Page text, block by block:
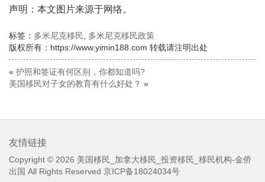
声明：本文图片来源于网络。
标签： 多米尼克移民
多米尼克移民政策
版权所有：https://www.yimin188.com 转载请注明出处
« 护照和签证有何区别，你都知道吗?
美国移民对子女的教育有什么好处？ »
友情链接
Copyright © 2026 美国移民_加拿大移民_投资移民_移民机构-金侨
出国 All Rights Reserved 京ICP备18024034号